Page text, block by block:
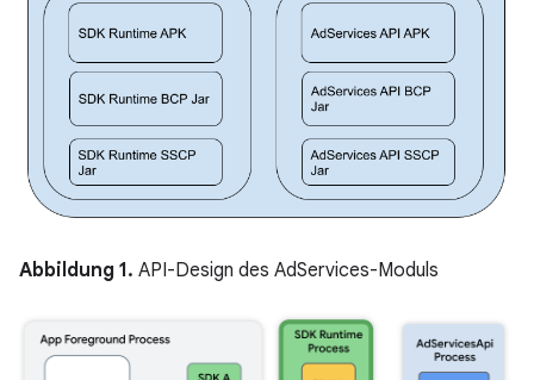
Abbildung 1. API-Design des AdServices-Moduls